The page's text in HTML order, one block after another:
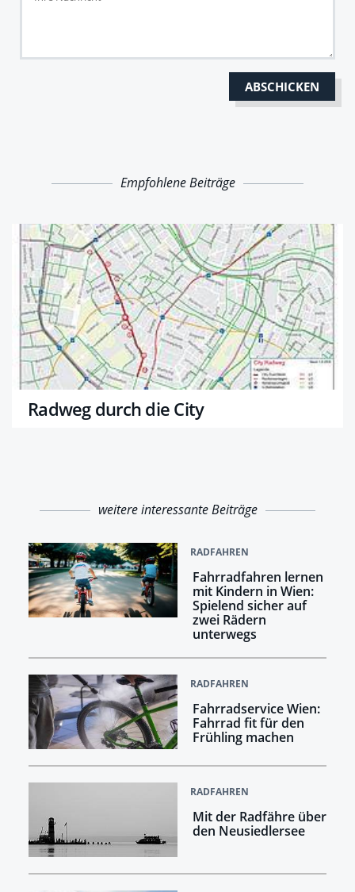
Empfohlene Beiträge
Radweg durch die City
weitere interessante Beiträge
RADFAHREN
Fahrradfahren lernen
mit Kindern in Wien:
Spielend sicher auf
zwei Rädern
unterwegs
RADFAHREN
Fahrradservice Wien:
Fahrrad fit für den
Frühling machen
RADFAHREN
Mit der Radfähre über
den Neusiedlersee